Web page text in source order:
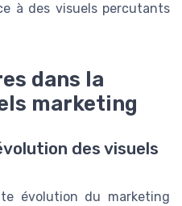
à des visuels percutants
dans la
marketing
des visuels
évolution du marketing